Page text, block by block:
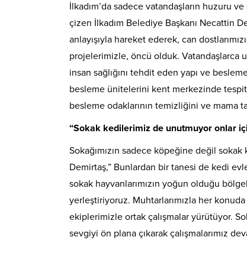
İlkadım’da sadece vatandaşların huzuru
çizen İlkadım Belediye Başkanı Necattin
anlayışıyla hareket ederek, can
projelerimizle, öncü olduk. Vatandaşlarca
insan sağlığını tehdit eden yapı ve
besleme ünitelerini kent merkezinde
besleme odaklarının temizliğini ve mama
“Sokak kedilerimiz de unutmuyor onlar
Sokağımızın sadece köpeğine değil
Demirtaş,” Bunlardan bir tanesi de kedi
sokak hayvanlarımızın yoğun olduğu
yerleştiriyoruz. Muhtarlarımızla her
ekiplerimizle ortak çalışmalar yürütüyor.
sevgiyi ön plana çıkarak çalışmalarımız